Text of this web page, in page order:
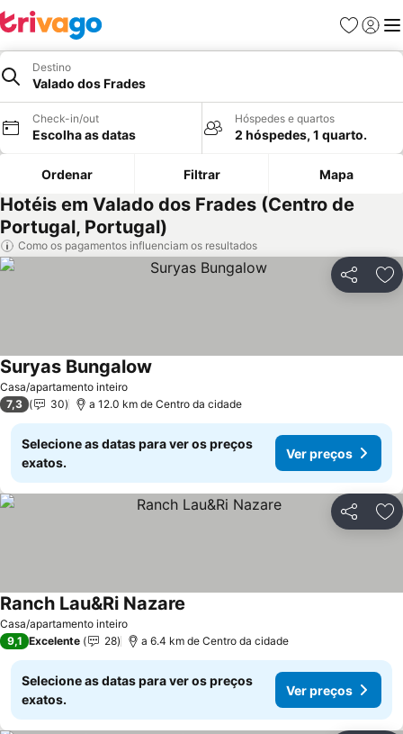
Favoritos
Iniciar
Destino
Valado dos Frades
Check-in/out
Escolha as datas
Hóspedes e quartos
2 hóspedes, 1 quarto.
Ordenar Filtrar Mapa
Hotéis em Valado dos Frades (Centro de
Portugal, Portugal)
Como os pagamentos influenciam os resultados
Partilhar
Casa/apartamento inteiro
Suryas Bungalow
7,3 30 a 12.0 km de Centro da cidade
Selecione as datas para ver os preços
exatos.
Ver preços
Partilhar
Casa/apartamento inteiro
Ranch Lau&Ri Nazare
9,1 Excelente 28 a 6.4 km de Centro da cidade
Selecione as datas para ver os preços
exatos.
Ver preços